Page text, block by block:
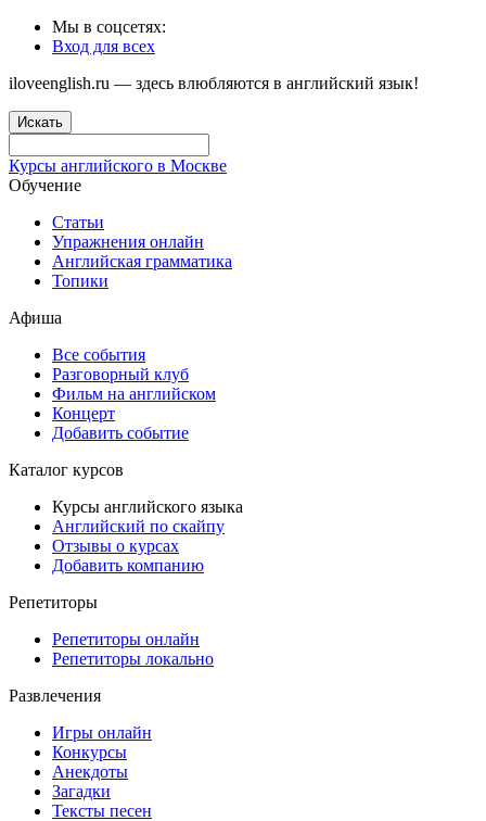
Мы в соцсетях:
Вход для всех
iloveenglish.ru — здесь влюбляются в английский язык!
Искать
Курсы английского в Москве
Обучение
Статьи
Упражнения онлайн
Английская грамматика
Топики
Афиша
Все события
Разговорный клуб
Фильм на английском
Концерт
Добавить событие
Каталог курсов
Курсы английского языка
Английский по скайпу
Отзывы о курсах
Добавить компанию
Репетиторы
Репетиторы онлайн
Репетиторы локально
Развлечения
Игры онлайн
Конкурсы
Анекдоты
Загадки
Тексты песен